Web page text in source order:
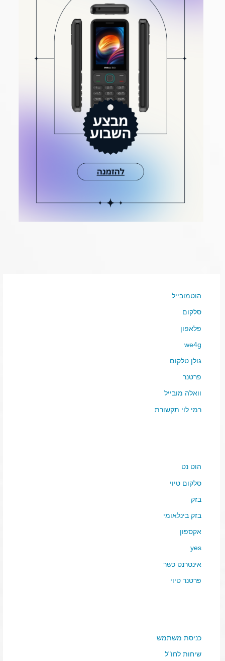
הוטמובייל
סלקום
פלאפון
we4g
גולן טלקום
פרטנר
וואלה מובייל
רמי לוי תקשורת
הוט נט
סלקום טיוי
בזק
בזק בינלאומי
אקספון
yes
אינטרנט כשר
פרטנר טיוי
כניסת משתמש
שיחות לחו"ל